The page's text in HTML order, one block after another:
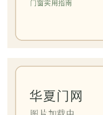
门